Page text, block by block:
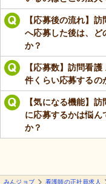
【応募後の流れ】
へ応募した後は、ど
か？
【応募数】訪問看
件くらい応募するの
【気になる機能】
に応募するかは悩ん
か？
みんジョブ 看護師の正社員求人